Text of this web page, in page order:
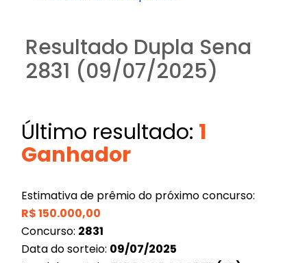
Resultado Dupla Sena
2831 (09/07/2025)
Último resultado: 1
Ganhador
Estimativa de prêmio do próximo concurso:
R$150.000,00
Concurso: 2831
Data do sorteio: 09/07/2025